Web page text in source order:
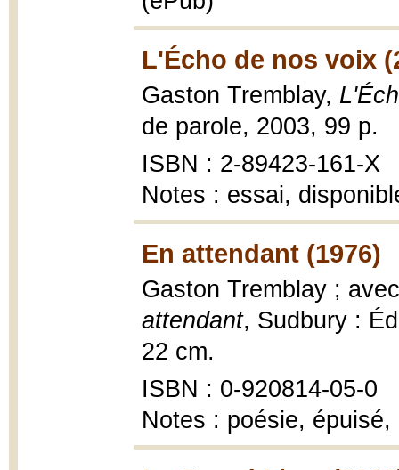
L'Écho de nos voix
Gaston Tremblay,
de parole, 2003, 99 p.
ISBN : 2-89423-161-X
Notes : essai,
En attendant (1976)
Gaston Tremblay ;
attendant, Sudbury :
22 cm.
ISBN : 0-920814-05-0
Notes : poésie,